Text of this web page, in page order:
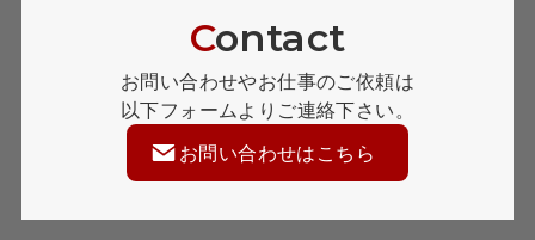
Contact
お問い合わせやお仕事のご依頼は
以下フォームよりご連絡下さい。
お問い合わせはこちら